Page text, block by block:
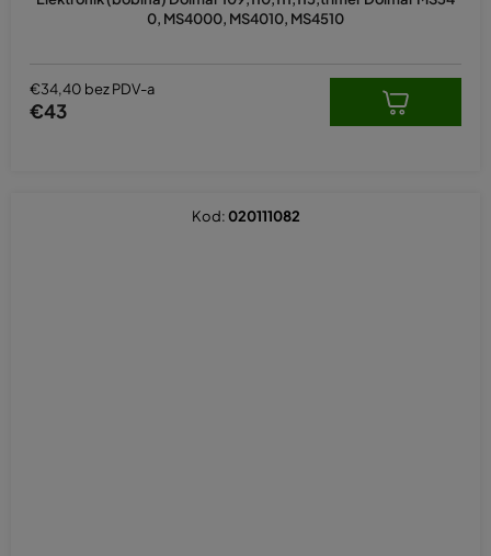
0, MS4000, MS4010, MS4510
€34,40 bez PDV-a
€43
Kod:020111082